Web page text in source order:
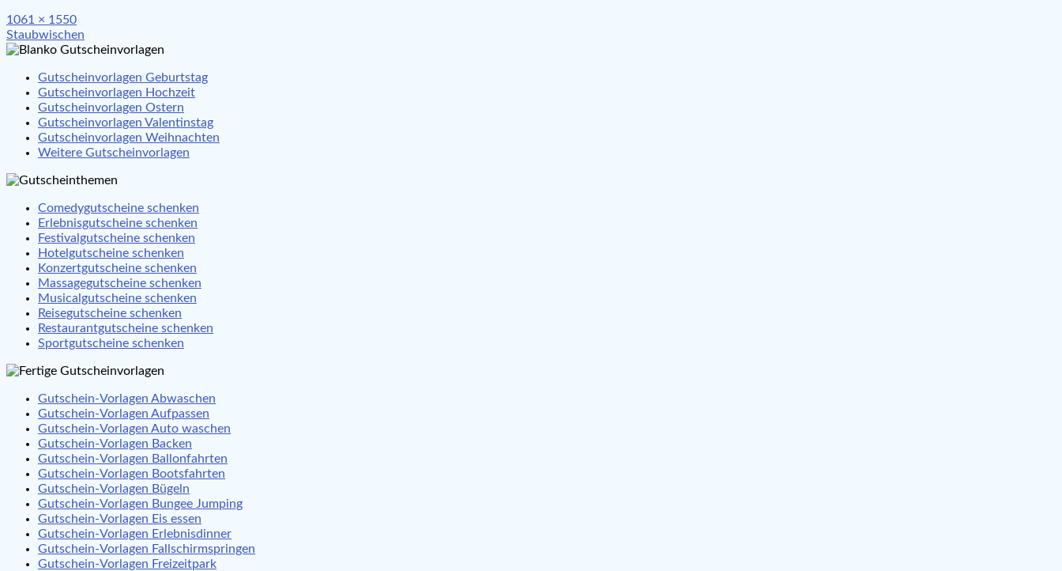
Full
size
1061 × 1550
Beitragsnavigation
Staubwischen
Gutscheinvorlagen Geburtstag
Gutscheinvorlagen Hochzeit
Gutscheinvorlagen Ostern
Gutscheinvorlagen Valentinstag
Gutscheinvorlagen Weihnachten
Weitere Gutscheinvorlagen
Comedygutscheine schenken
Erlebnisgutscheine schenken
Festivalgutscheine schenken
Hotelgutscheine schenken
Konzertgutscheine schenken
Massagegutscheine schenken
Musicalgutscheine schenken
Reisegutscheine schenken
Restaurantgutscheine schenken
Sportgutscheine schenken
Gutschein-Vorlagen Abwaschen
Gutschein-Vorlagen Aufpassen
Gutschein-Vorlagen Auto waschen
Gutschein-Vorlagen Backen
Gutschein-Vorlagen Ballonfahrten
Gutschein-Vorlagen Bootsfahrten
Gutschein-Vorlagen Bügeln
Gutschein-Vorlagen Bungee Jumping
Gutschein-Vorlagen Eis essen
Gutschein-Vorlagen Erlebnisdinner
Gutschein-Vorlagen Fallschirmspringen
Gutschein-Vorlagen Freizeitpark